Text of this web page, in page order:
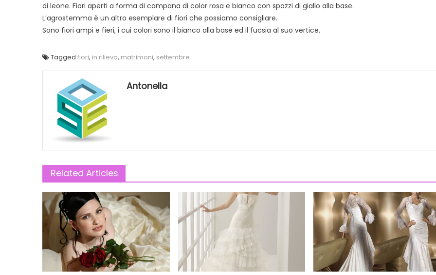
di leone. Fiori aperti a forma di campana di color rosa e bianco con spazzi di giallo alla base.
L’agrostemma è un altro esemplare di fiori che possiamo consigliare.
Sono fiori ampi e fieri, i cui colori sono il bianco alla base ed il fucsia al suo vertice.
Tagged fiori, in rilievo, matrimoni, settembre
Antonella
Related Articles